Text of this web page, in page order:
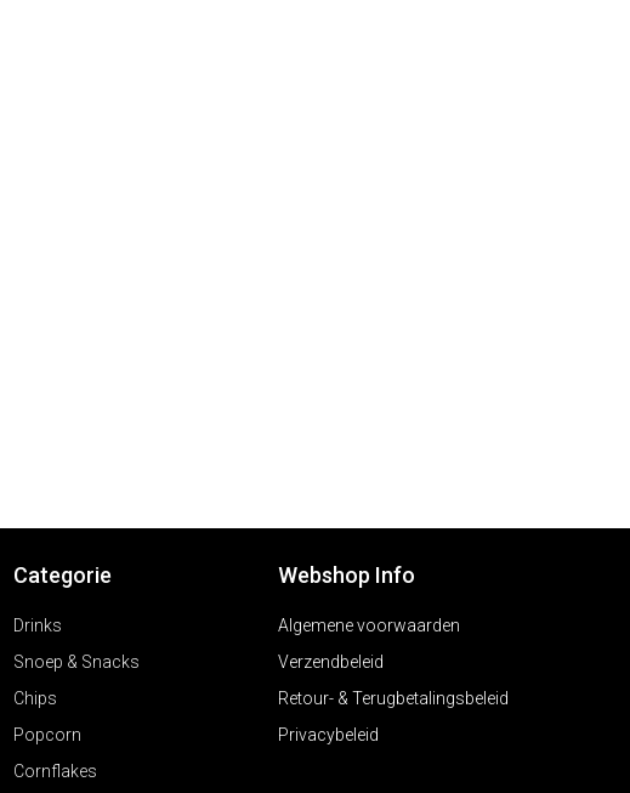
Categorie
Drinks
Snoep & Snacks
Chips
Popcorn
Cornflakes
Webshop Info
Algemene voorwaarden
Verzendbeleid
Retour- & Terugbetalingsbeleid
Privacybeleid